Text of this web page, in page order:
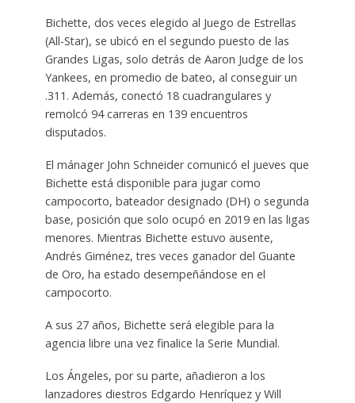
Bichette, dos veces elegido al Juego de Estrellas
(All-Star), se ubicó en el segundo puesto de las
Grandes Ligas, solo detrás de Aaron Judge de los
Yankees, en promedio de bateo, al conseguir un
.311. Además, conectó 18 cuadrangulares y
remolcó 94 carreras en 139 encuentros
disputados.
El mánager John Schneider comunicó el jueves que
Bichette está disponible para jugar como
campocorto, bateador designado (DH) o segunda
base, posición que solo ocupó en 2019 en las ligas
menores. Mientras Bichette estuvo ausente,
Andrés Giménez, tres veces ganador del Guante
de Oro, ha estado desempeñándose en el
campocorto.
A sus 27 años, Bichette será elegible para la
agencia libre una vez finalice la Serie Mundial.
Los Ángeles, por su parte, añadieron a los
lanzadores diestros Edgardo Henríquez y Will